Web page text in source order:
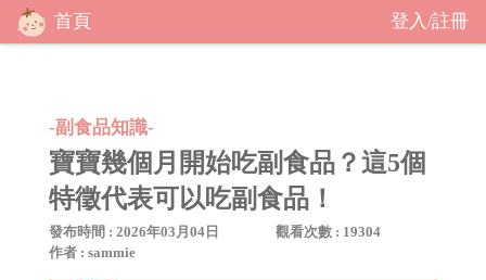
首頁 登入/註冊
-副食品知識-
寶寶幾個月開始吃副食品？這5個
特徵代表可以吃副食品！
發布時間 : 2026年03月04日
觀看次數 : 19304
作者 : sammie